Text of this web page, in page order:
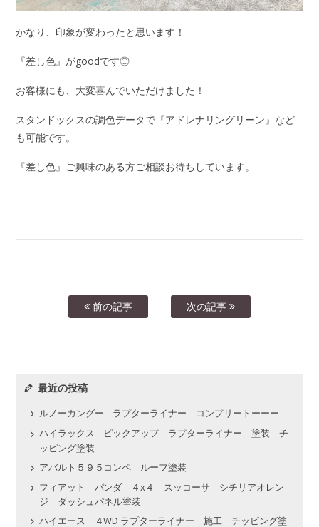
かなり、印象が変わったと思います！
『差し色』がgoodです◎
お客様にも、大変喜んでいただけました！
スタンドックスの調色データで『アドレナリングリーン』など
も可能です。
『差し色』ご興味のある方ご相談お待ちしています。
前の記事 次の記事
最近の投稿
ルノーカングー ラプターライナー コンプリートーーー
ハイラックス ピックアップ ラプターライナー 塗装 チ
ッピング塗装
アバルト５９５コンペ ルーフ塗装
フィアット パンダ ４x４ スッコーサ シチリアオレン
ジ ダッシュパネル塗装
ハイエース ４WD ラプターライナー 施工 チッピング塗